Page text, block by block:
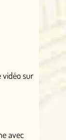
vidéo sur
avec